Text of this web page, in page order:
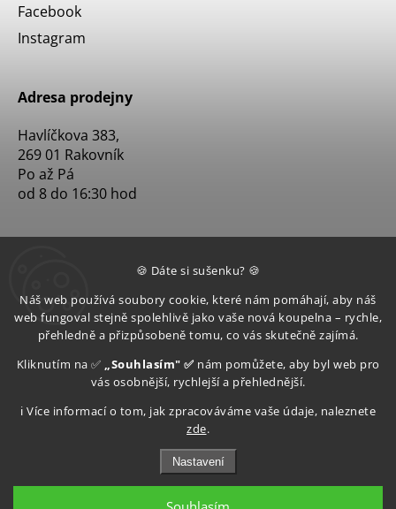
🍪 Dáte si sušenku? 🍪
Náš web používá soubory cookie, které nám pomáhají, aby náš
web fungoval stejně spolehlivě jako vaše nová koupelna – rychle,
přehledně a přizpůsobeně tomu, co vás skutečně zajímá.
Kliknutím na ✅ „Souhlasím" ✅ nám pomůžete, aby byl web pro
vás osobnější, rychlejší a přehlednější.
ℹ️ Více informací o tom, jak zpracováváme vaše údaje, naleznete
zde.
Nastavení
Facebook
Instagram
Adresa prodejny
Havlíčkova 383,
269 01 Rakovník
Po až Pá
od 8 do 16:30 hod